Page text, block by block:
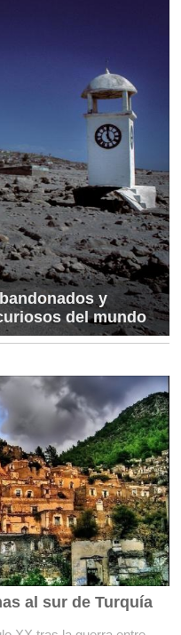
y
del mundo
al sur de Turquía